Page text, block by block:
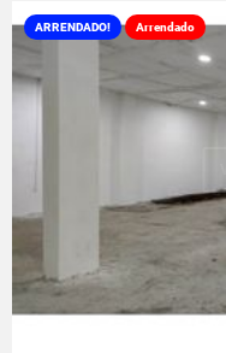
ARRENDADO! Arrendado